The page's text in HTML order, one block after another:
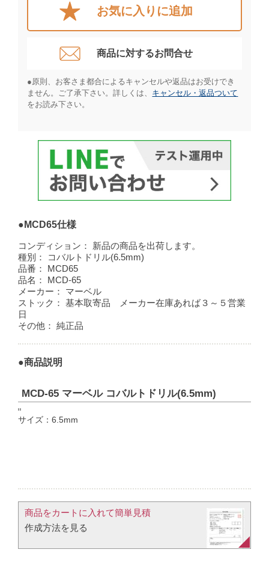
お気に入りに追加
商品に対するお問合せ​
●原則、お客さま都合によるキャンセルや返品はお受けでき
ません。ご了承下さい。詳しくは、 キャンセル・返品ついて
をお読み下さい。​
●MCD65仕様
コンディション：
新品の商品を出荷します。
種別：
コバルトドリル(6.5mm)
品番：
MCD65
品名：
MCD-65
メーカー：
マーベル
ストック：
基本取寄品 メーカー在庫あれば３～５営業
日
その他：
純正品
●商品説明
MCD-65 マーベル コバルトドリル(6.5mm)
サイズ：6.5mm
商品をカートに入れて簡単見積​
作成方法を見る​​